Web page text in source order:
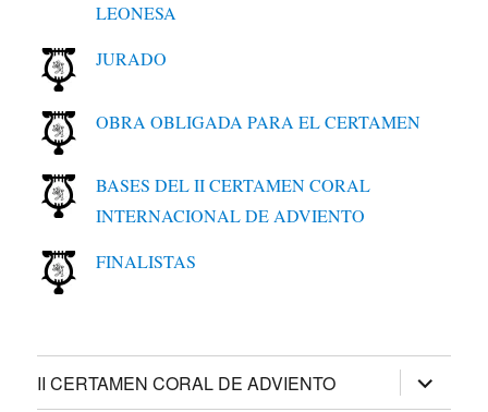
LEONESA
JURADO
OBRA OBLIGADA PARA EL CERTAMEN
BASES DEL II CERTAMEN CORAL
INTERNACIONAL DE ADVIENTO
FINALISTAS
II CERTAMEN CORAL DE ADVIENTO expande
el